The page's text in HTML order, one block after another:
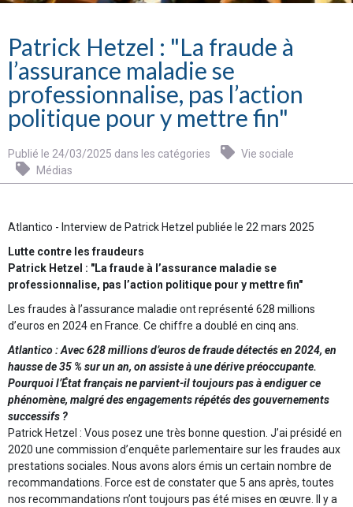
Patrick Hetzel : "La fraude à
l’assurance maladie se
professionnalise, pas l’action
politique pour y mettre fin"
Publié le 24/03/2025 dans les catégories
Vie sociale
Médias
Atlantico - Interview de Patrick Hetzel publiée le 22 mars 2025
Lutte contre les fraudeurs
Patrick Hetzel : "La fraude à l’assurance maladie se
professionnalise, pas l’action politique pour y mettre fin"
Les fraudes à l’assurance maladie ont représenté 628 millions
d’euros en 2024 en France. Ce chiffre a doublé en cinq ans.
Atlantico : Avec 628 millions d’euros de fraude détectés en 2024, en
hausse de 35 % sur un an, on assiste à une dérive préoccupante.
Pourquoi l’État français ne parvient-il toujours pas à endiguer ce
phénomène, malgré des engagements répétés des gouvernements
successifs ?
Patrick Hetzel : Vous posez une très bonne question. J’ai présidé en
2020 une commission d’enquête parlementaire sur les fraudes aux
prestations sociales. Nous avons alors émis un certain nombre de
recommandations. Force est de constater que 5 ans après, toutes
nos recommandations n’ont toujours pas été mises en œuvre. Il y a